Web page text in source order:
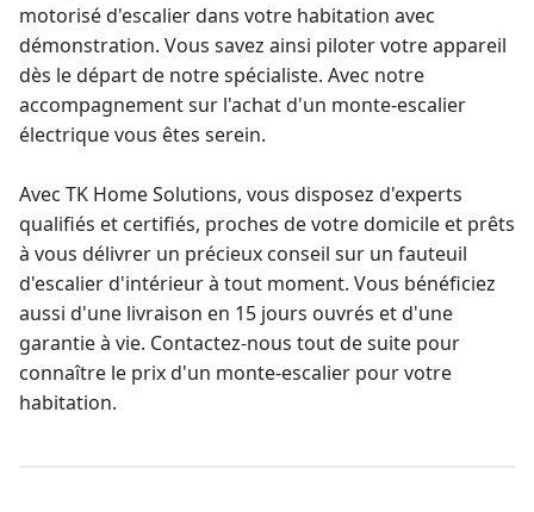
motorisé d'escalier dans votre habitation avec
démonstration. Vous savez ainsi piloter votre appareil
dès le départ de notre spécialiste. Avec notre
accompagnement sur l'achat d'un monte-escalier
électriquevous êtes serein.
Avec TK Home Solutions, vous disposez d'experts
qualifiés et certifiés, proches de votre domicile et prêts
à vous délivrer un précieux conseil sur un fauteuil
d'escalierd'intérieur à tout moment. Vous bénéficiez
aussi d'une livraison en 15 jours ouvrés et d'une
garantie à vie. Contactez-nous tout de suite pour
connaître le prix d'un monte-escalier pour votre
habitation.